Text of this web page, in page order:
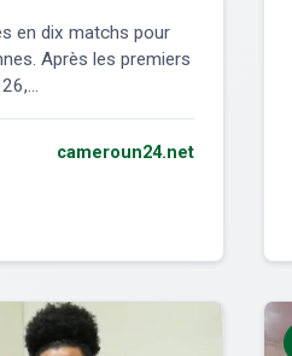
en dix matchs pour
Après les premiers
cameroun24.net